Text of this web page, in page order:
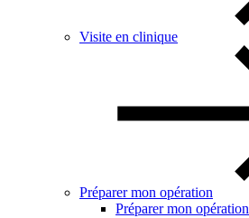
Visite en clinique
Préparer mon opération
Préparer mon opération